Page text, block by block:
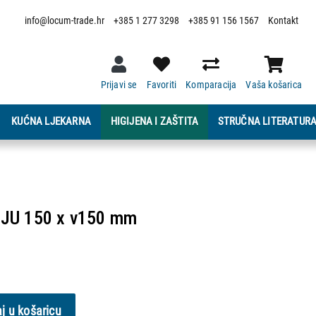
info@locum-trade.hr +385 1 277 3298 +385 91 156 1567 Kontakt
Vaša košarica
Komparacija
Favoriti
Prijavi se
KUĆNA LJEKARNA HIGIJENA I ZAŠTITA STRUČNA
150 x v150 mm
u košaricu